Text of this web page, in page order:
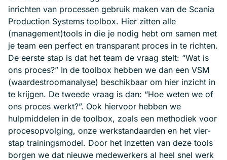
inrichten van processen gebruik maken van de Scania
Production Systems toolbox. Hier zitten alle
(management)tools in die je nodig hebt om samen met
je team een perfect en transparant proces in te richten.
De eerste stap is dat het team de vraag stelt: “Wat is
ons proces?” In de toolbox hebben we dan een VSM
(waardestroomanalyse) beschikbaar om hier inzicht in
te krijgen. De tweede vraag is dan: “Hoe weten we of
ons proces werkt?”. Ook hiervoor hebben we
hulpmiddelen in de toolbox, zoals een methodiek voor
procesopvolging, onze werkstandaarden en het vier-
stap trainingsmodel. Door het inzetten van deze tools
borgen we dat nieuwe medewerkers al heel snel werk